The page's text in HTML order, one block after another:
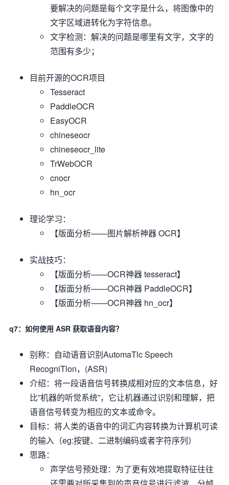
要解决的问题是每个文字是什么，将图像中的
文字区域进转化为字符信息。
文字检测：解决的问题是哪里有文字，文字的
范围有多少；
目前开源的OCR项目
Tesseract
PaddleOCR
EasyOCR
chineseocr
chineseocr_lite
TrWebOCR
cnocr
hn_ocr
理论学习：
【版面分析——图片解析神器 OCR】
实战技巧：
【版面分析——OCR神器 tesseract】
【版面分析——OCR神器 PaddleOCR】
【版面分析——OCR神器 hn_ocr】
q7：如何使用 ASR 获取语音内容？
别称：自动语音识别AutomaTlc Speech
RecogniTlon，(ASR)
介绍：将一段语音信号转换成相对应的文本信息，好
比”机器的听觉系统”，它让机器通过识别和理解，把
语音信号转变为相应的文本或命令。
目标：将人类的语音中的词汇内容转换为计算机可读
的输入（eg:按键、二进制编码或者字符序列）
思路：
声学信号预处理：为了更有效地提取特征往往